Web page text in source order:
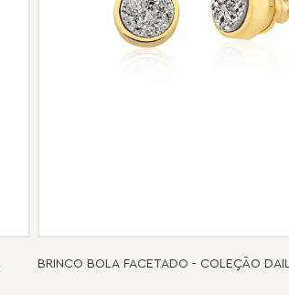
BRINCO BOLA FACETADO - COLEÇÃO